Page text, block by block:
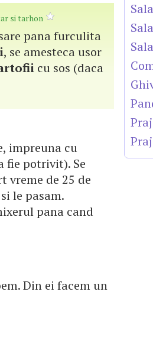
si tarhon
pana furculita
, se amesteca usor
cu sos (daca
impreuna cu
fie potrivit). Se
vreme de 25 de
le pasam.
pana cand
Din ei facem un